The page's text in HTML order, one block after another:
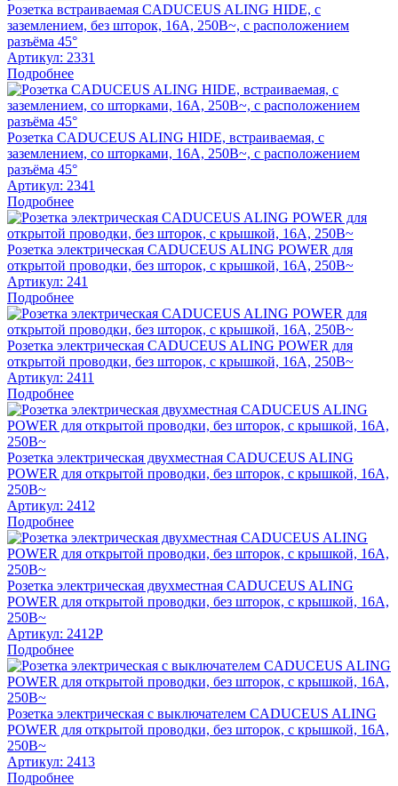
Розетка встраиваемая CADUCEUS ALING HIDE, с
заземлением, без шторок, 16А, 250В~, с расположением
разъёма 45°
Артикул: 2331
Подробнее
Розетка CADUCEUS ALING HIDE, встраиваемая, с
заземлением, со шторками, 16А, 250В~, с расположением
разъёма 45°
Артикул: 2341
Подробнее
Розетка электрическая CADUCEUS ALING POWER для
открытой проводки, без шторок, с крышкой, 16А, 250В~
Артикул: 241
Подробнее
Розетка электрическая CADUCEUS ALING POWER для
открытой проводки, без шторок, с крышкой, 16А, 250В~
Артикул: 2411
Подробнее
Розетка электрическая двухместная CADUCEUS ALING
POWER для открытой проводки, без шторок, с крышкой, 16А,
250В~
Артикул: 2412
Подробнее
Розетка электрическая двухместная CADUCEUS ALING
POWER для открытой проводки, без шторок, с крышкой, 16А,
250В~
Артикул: 2412P
Подробнее
Розетка электрическая с выключателем CADUCEUS ALING
POWER для открытой проводки, без шторок, с крышкой, 16А,
250В~
Артикул: 2413
Подробнее